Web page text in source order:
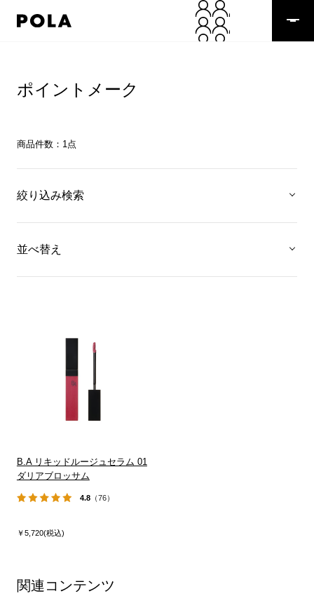
ポイントメーク
商品件数： 1点
絞り込み検索
並べ替え
B.A リキッドルージュセラム 01
ダリアブロッサム
4.8（76）
￥5,720(税込)
関連コンテンツ